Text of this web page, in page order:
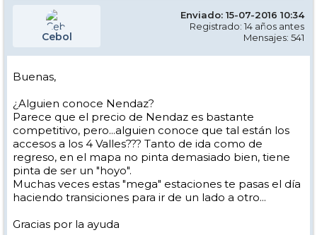
Cebol
Enviado: 15-07-2016 10:34
Registrado: 14 años antes
Mensajes: 541
Buenas,
¿Alguien conoce Nendaz?
Parece que el precio de Nendaz es bastante
competitivo, pero...alguien conoce que tal están los
accesos a los 4 Valles??? Tanto de ida como de
regreso, en el mapa no pinta demasiado bien, tiene
pinta de ser un "hoyo".
Muchas veces estas "mega" estaciones te pasas el día
haciendo transiciones para ir de un lado a otro...
Gracias por la ayuda